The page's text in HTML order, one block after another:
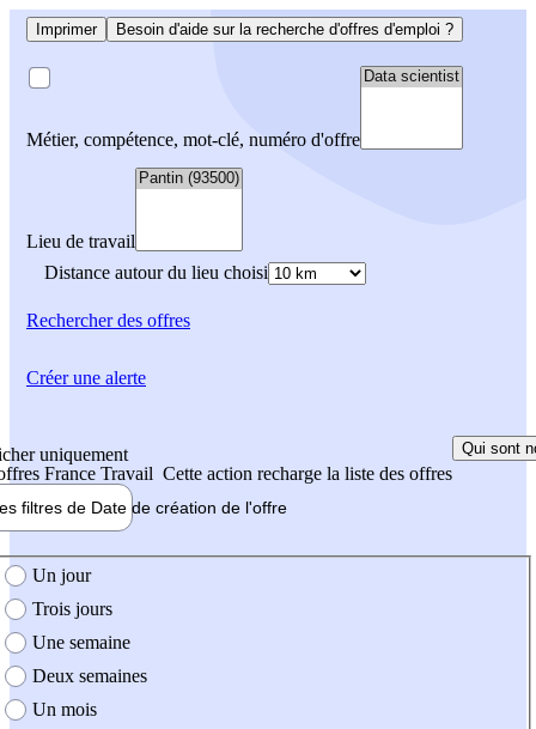
Imprimer Besoin d'aide sur la recherche d'offres d'emploi ?
Métier, compétence, mot-clé, numéro d'offre
Lieu de travail
Distance autour du lieu choisi
Rechercherdes offres
uniquement
France Travail Cette action recharge la liste des offres
Qui sont
filtres de Date de création de l'offre
création de l'offre
Un jour
Trois jours
Une semaine
Deux semaines
Un mois
Créer une alerte